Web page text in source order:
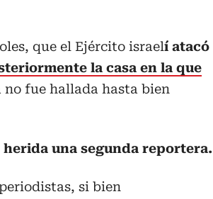
que el Ejército israelí atacó
la casa en la que
fue hallada hasta bien
una segunda reportera.
si bien